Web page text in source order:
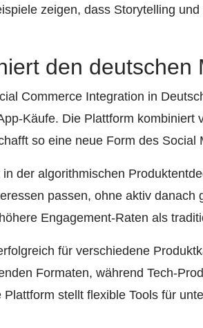
zeigen, dass Storytelling
den deutschen
Commerce Integration in
Käufe. Die Plattform kombiniert
so eine neue Form des Social
der algorithmischen
passen, ohne aktiv danach
Engagement-Raten als
für verschiedene
Formaten, während Tech-
stellt flexible Tools für